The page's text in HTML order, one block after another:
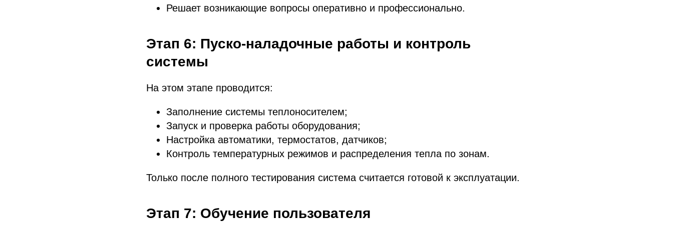
Решает возникающие вопросы оперативно и профессионально.
Этап 6: Пуско-наладочные работы и контроль
системы
На этом этапе проводится:
Заполнение системы теплоносителем;
Запуск и проверка работы оборудования;
Настройка автоматики, термостатов, датчиков;
Контроль температурных режимов и распределения тепла по зонам.
Только после полного тестирования система считается готовой к эксплуатации.
Этап 7: Обучение пользователя